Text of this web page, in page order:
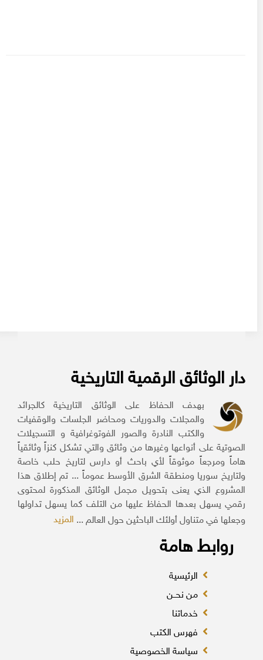
دار الوثائق الرقمية التاريخية
بهدف الحفاظ على الوثائق التاريخية كالجرائد
والمجلات والدوريات ومحاضر الجلسات والوقفيات
والكتب النادرة والصور الفوتوغرافية و التسجيلات
الصوتية على أنواعها وغيرها من وثائق والتي تشكل كنزاً وثائقياً
هاماً ومرجعاً موثوقاً لأي باحث أو دارس لتاريخ حلب خاصة
ولتاريخ سوريا ومنطقة الشرق الأوسط عموماً ... تم إطلاق هذا
المشروع الذي يعنى بتحويل مجمل الوثائق المذكورة لمحتوى
رقمي يسهل بعدها الحفاظ عليها من التلف كما يسهل تداولها
وجعلها في متناول أولئك الباحثين حول العالم ...المزيد
روابط هامة
الرئيسية
من نحــن
خدماتنا
فهرس الكتب
سياسة الخصوصية